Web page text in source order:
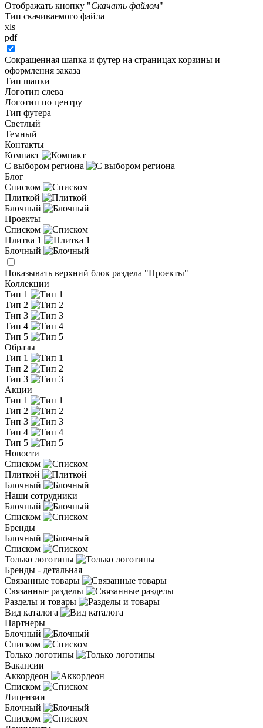
Отображать кнопку "Скачать файлом"
Тип скачиваемого файла
xls
pdf
Сокращенная шапка и футер на страницах корзины и
оформления заказа
Тип шапки
Логотип слева
Логотип по центру
Тип футера
Светлый
Темный
Контакты
Компакт
С выбором региона
Блог
Списком
Плиткой
Блочный
Проекты
Списком
Плитка 1
Блочный
Показывать верхний блок раздела "Проекты"
Коллекции
Тип 1
Тип 2
Тип 3
Тип 4
Тип 5
Образы
Тип 1
Тип 2
Тип 3
Акции
Тип 1
Тип 2
Тип 3
Тип 4
Тип 5
Новости
Списком
Плиткой
Блочный
Наши сотрудники
Блочный
Списком
Бренды
Блочный
Списком
Только логотипы
Бренды - детальная
Связанные товары
Связанные разделы
Разделы и товары
Вид каталога
Партнеры
Блочный
Списком
Только логотипы
Вакансии
Аккордеон
Списком
Лицензии
Блочный
Списком